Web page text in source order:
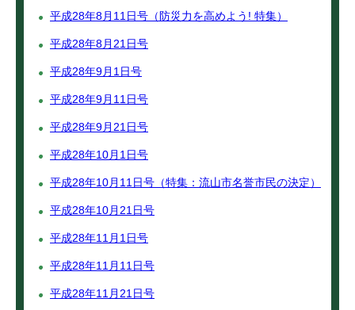
平成28年8月11日号（防災力を高めよう! 特集）
平成28年8月21日号
平成28年9月1日号
平成28年9月11日号
平成28年9月21日号
平成28年10月1日号
平成28年10月11日号（特集：流山市名誉市民の決定）
平成28年10月21日号
平成28年11月1日号
平成28年11月11日号
平成28年11月21日号